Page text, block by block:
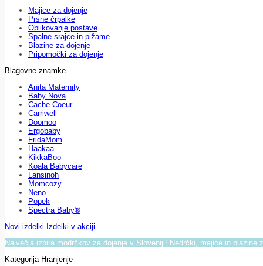
Majice za dojenje
Prsne črpalke
Oblikovanje postave
Spalne srajce in pižame
Blazine za dojenje
Pripomočki za dojenje
Blagovne znamke
Anita Maternity
Baby Nova
Cache Coeur
Carriwell
Doomoo
Ergobaby
FridaMom
Haakaa
KikkaBoo
Koala Babycare
Lansinoh
Momcozy
Neno
Popek
Spectra Baby®
Novi izdelki Izdelki v akciji
Največja izbira modrčkov za dojenje v Sloveniji! Nedrčki, majice in blazine
Kategorija Hranjenje